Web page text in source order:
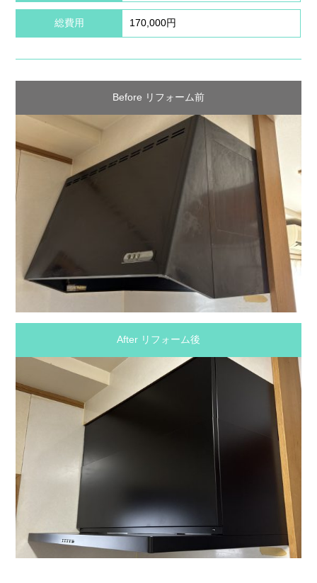
総費用 170,000円
Before リフォーム前
After リフォーム後